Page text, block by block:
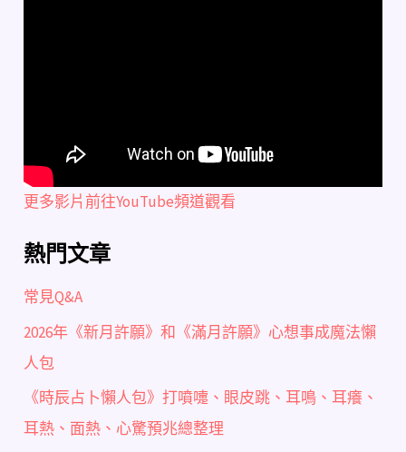
更多影片前往YouTube頻道觀看
熱門文章
常見Q&A
2026年《新月許願》和《滿月許願》心想事成魔法懶
人包
《時辰占卜懶人包》打噴嚏、眼皮跳、耳鳴、耳癢、
耳熱、面熱、心驚預兆總整理